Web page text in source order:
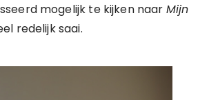
mogelijk te kijken naar Mijn
redelijk saai.